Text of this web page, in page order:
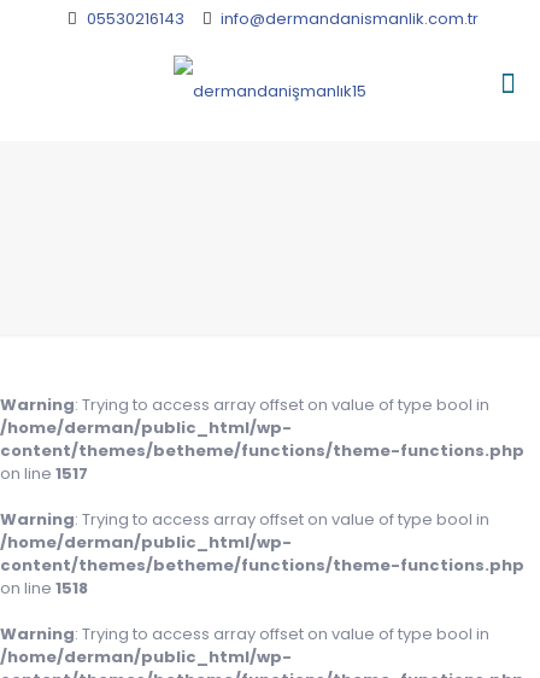
05530216143 info@dermandanismanlik.com.tr
Warning: Trying to access array offset on value of type bool in
/home/derman/public_html/wp-
content/themes/betheme/functions/theme-functions.php
on line 1517
Warning: Trying to access array offset on value of type bool in
/home/derman/public_html/wp-
content/themes/betheme/functions/theme-functions.php
on line 1518
Warning: Trying to access array offset on value of type bool in
/home/derman/public_html/wp-